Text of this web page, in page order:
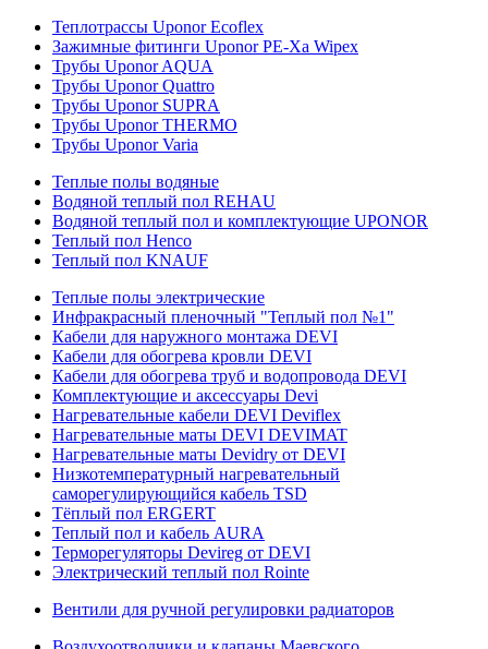
Теплотрассы Uponor Ecoflex
Зажимные фитинги Uponor PE-Xa Wipex
Трубы Uponor AQUA
Трубы Uponor Quattro
Трубы Uponor SUPRA
Трубы Uponor THERMO
Трубы Uponor Varia
Теплые полы водяные
Водяной теплый пол REHAU
Водяной теплый пол и комплектующие UPONOR
Теплый пол Henco
Теплый пол KNAUF
Теплые полы электрические
Инфракрасный пленочный "Теплый пол №1"
Кабели для наружного монтажа DEVI
Кабели для обогрева кровли DEVI
Кабели для обогрева труб и водопровода DEVI
Комплектующие и аксессуары Devi
Нагревательные кабели DEVI Deviflex
Нагревательные маты DEVI DEVIMAT
Нагревательные маты Devidry от DEVI
Низкотемпературный нагревательный
саморегулирующийся кабель TSD
Тёплый пол ERGERT
Теплый пол и кабель AURA
Терморегуляторы Devireg от DEVI
Электрический теплый пол Rointe
Вентили для ручной регулировки радиаторов